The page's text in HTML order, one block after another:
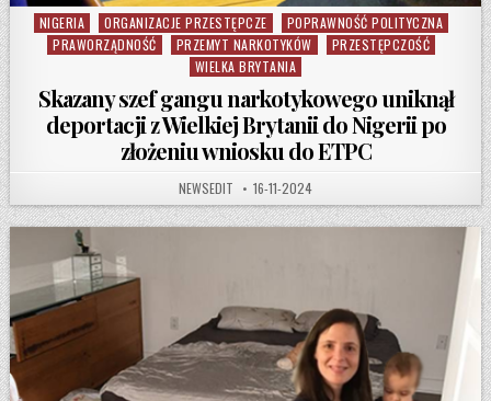
Posted in
NIGERIA ORGANIZACJE PRZESTĘPCZE
POPRAWNOŚĆ POLITYCZNA
PRAWORZĄDNOŚĆ
PRZEMYT NARKOTYKÓW
PRZESTĘPCZOŚĆ
WIELKA BRYTANIA
Skazany szef gangu narkotykowego uniknął
deportacji z Wielkiej Brytanii do Nigerii po
złożeniu wniosku do ETPC
AUTHOR:
NEWSEDIT PUBLISHED DATE:
16-11-2024